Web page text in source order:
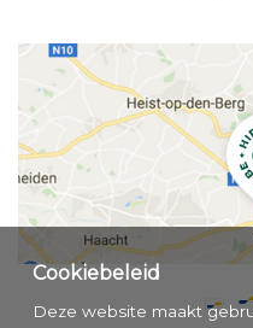
Cookiebeleid
Deze website maakt